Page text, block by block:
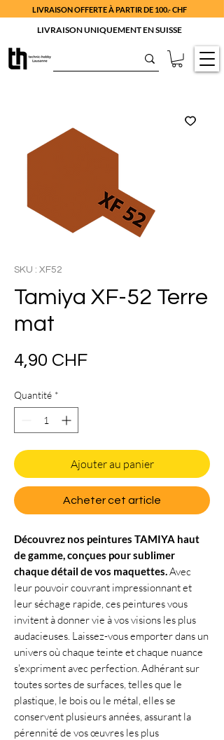
LIVRAISON OFFERTE À PARTIR DE 100.- CHF
LIVRAISON UNIQUEMENT EN SUISSE
SKU : XF52
Tamiya XF-52 Terre
mat
4,90 CHFPrix
Quantité *
Ajouter au panier
Acheter cet article
Découvrez nos peintures TAMIYA haut
de gamme, conçues pour sublimer
chaque détail de vos maquettes. Avec
leur pouvoir couvrant impressionnant et
leur séchage rapide, ces peintures vous
invitent à donner vie à vos visions les plus
audacieuses. Laissez-vous emporter dans un
univers où chaque teinte et chaque nuance
s'expriment avec perfection. Adhérant sur
toutes sortes de surfaces, telles que le
plastique, le bois ou le métal, elles se
conservent plusieurs années, assurant la
pérennité de vos œuvres les plus